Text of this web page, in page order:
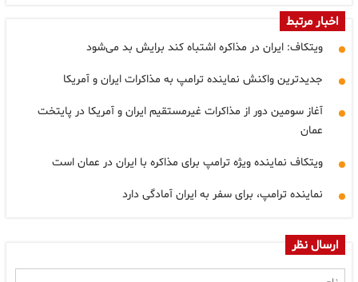
اخبار مرتبط
ویتکاف: ایران در مذاکره اشتباه کند برایش بد می‌شود
جدیدترین واکنش نماینده ترامپ به مذاکرات ایران و آمریکا
آغاز سومین دور از مذاکرات غیرمستقیم ایران و آمریکا در پایتخت
عمان
ویتکاف نماینده ویژه ترامپ برای مذاکره با ایران در عمان است
نماینده ترامپ، برای سفر به ایران آمادگی دارد
ارسال نظر